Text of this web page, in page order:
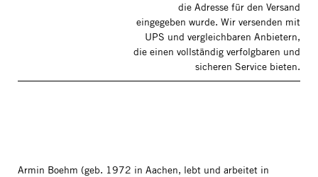
die Adresse für den Versand
eingegeben wurde. Wir versenden mit
UPS und vergleichbaren Anbietern,
die einen vollständig verfolgbaren und
sicheren Service bieten.
Armin Boehm (geb. 1972 in Aachen, lebt und arbeitet in